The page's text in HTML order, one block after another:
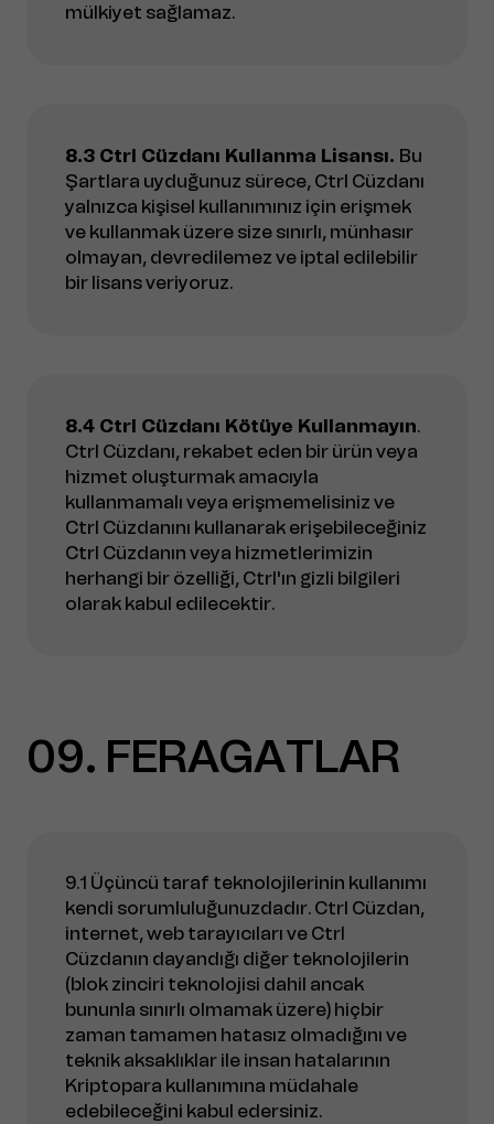
mülkiyet sağlamaz.
8.3 Ctrl Cüzdanı Kullanma Lisansı. Bu
Şartlara uyduğunuz sürece, Ctrl Cüzdanı
yalnızca kişisel kullanımınız için erişmek
ve kullanmak üzere size sınırlı, münhasır
olmayan, devredilemez ve iptal edilebilir
bir lisans veriyoruz.
8.4 Ctrl Cüzdanı Kötüye Kullanmayın.
Ctrl Cüzdanı, rekabet eden bir ürün veya
hizmet oluşturmak amacıyla
kullanmamalı veya erişmemelisiniz ve
Ctrl Cüzdanını kullanarak erişebileceğiniz
Ctrl Cüzdanın veya hizmetlerimizin
herhangi bir özelliği, Ctrl'ın gizli bilgileri
olarak kabul edilecektir.
09 FERAGATLAR
9.1 Üçüncü taraf teknolojilerinin kullanımı
kendi sorumluluğunuzdadır. Ctrl Cüzdan,
internet, web tarayıcıları ve Ctrl
Cüzdanın dayandığı diğer teknolojilerin
(blok zinciri teknolojisi dahil ancak
bununla sınırlı olmamak üzere) hiçbir
zaman tamamen hatasız olmadığını ve
teknik aksaklıklar ile insan hatalarının
Kriptopara kullanımına müdahale
edebileceğini kabul edersiniz.